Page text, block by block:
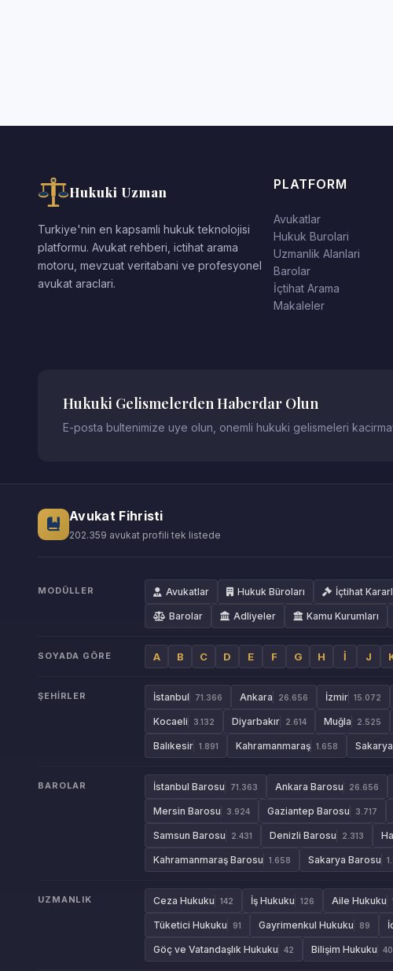
Hukuki Uzman
Turkiye'nin en kapsamli hukuk teknolojisi
platformu. Avukat rehberi, ictihat arama
motoru, mevzuat veritabani ve profesyonel
avukat araclari.
PLATFORM
Avukatlar
Hukuk Burolari
Uzmanlik Alanlari
Barolar
İçtihat Arama
Makaleler
Hukuki Gelismelerden Haberdar Olun
E-posta bultenimize uye olun, onemli hukuki gelismeleri
Avukat Fihristi
202.359 avukat profili tek listede
MODÜLLER Avukatlar Hukuk Büroları İçtihat
Barolar Adliyeler Kamu Kurumları
SOYADA GÖRE A B C D E F G H İ J
ŞEHIRLER İstanbul 71.366 Ankara 26.656 İzmir 15.072
Kocaeli 3.132 Diyarbakır 2.614 Muğla 2.525
Balıkesir 1.891 Kahramanmaraş 1.658 Sakarya
BAROLAR İstanbul Barosu 71.363 Ankara Barosu 26.656
Mersin Barosu 3.924 Gaziantep Barosu 3.717
Samsun Barosu 2.431 Denizli Barosu 2.313
Kahramanmaraş Barosu 1.658 Sakarya Barosu
UZMANLIK Ceza Hukuku 142 İş Hukuku 126 Aile Hukuku
Tüketici Hukuku 91 Gayrimenkul Hukuku 89
Göç ve Vatandaşlık Hukuku 42 Bilişim Hukuku 40